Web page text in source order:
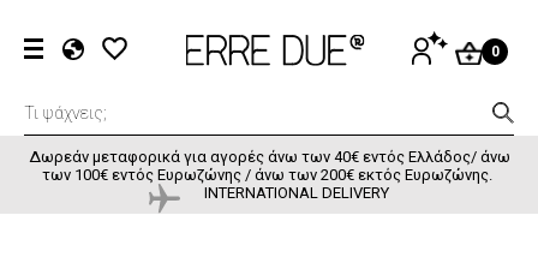
EN
FR
User
ΕΊΣΟΔΟΣ0
Δωρεάν μεταφορικά για αγορές άνω των 40€ εντός Ελλάδος/ άνω
των 100€ εντός Ευρωζώνης / άνω των 200€ εκτός Ευρωζώνης.
INTERNATIONAL DELIVERY